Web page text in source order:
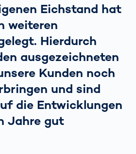
Eichstand hat
weiteren
Hierdurch
ausgezeichneten
Kunden noch
und sind
die Entwicklungen
Jahre gut